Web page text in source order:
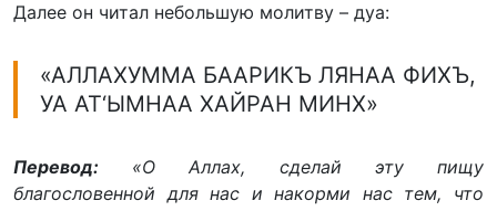
Далее он читал небольшую молитву – дуа:
«АЛЛАХУММА БААРИКЪ ЛЯНАА ФИХЪ,
УА АТ‘ЫМНАА ХАЙРАН МИНХ»
Перевод: «О Аллах, сделай эту пищу
благословенной для нас и накорми нас тем, что